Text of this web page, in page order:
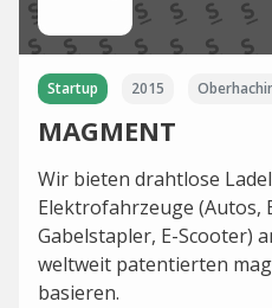
Startup 2015
MAGMENT
Wir bieten drahtlose
Elektrofahrzeuge (Autos,
Gabelstapler, E-Scooter)
weltweit patentierten
basieren.